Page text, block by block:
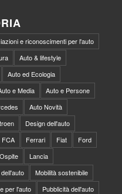
e riconoscimenti per l'auto
Auto & lifestyle
Auto ed Ecologia
e Media
Auto e Persone
Auto Novità
Design dell'auto
FCA Ferrari Fiat
Ford
Lancia
Mobilità sostenibile
per l'auto
Pubblicità dell'auto